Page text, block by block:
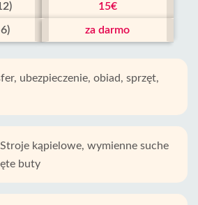
15€
za darmo
ubezpieczenie, obiad, sprzęt,
Stroje kąpielowe, wymienne suche
buty